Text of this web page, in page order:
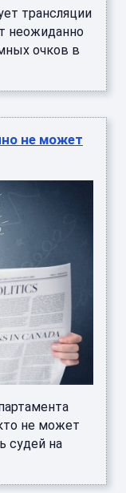
трансляции
неожиданно
очков в
не может
не может
судей на